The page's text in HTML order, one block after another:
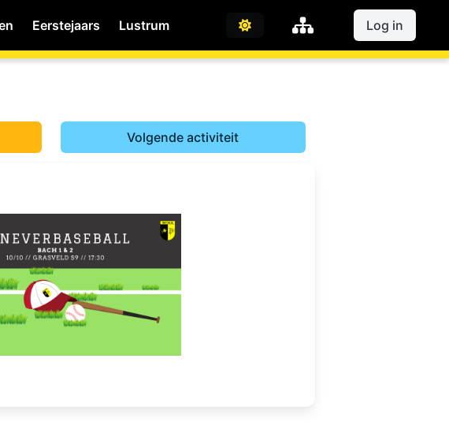
Eerstejaars Lustrum Log in
Volgende activiteit